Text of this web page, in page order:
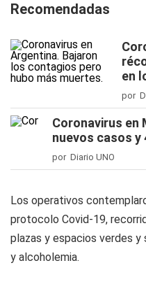
Recomendadas
en
por
Coronavirus en
nuevos casos y
por Diario UNO
Los operativos
protocolo Covid-19,
plazas y espacios verdes y
y alcoholemia.